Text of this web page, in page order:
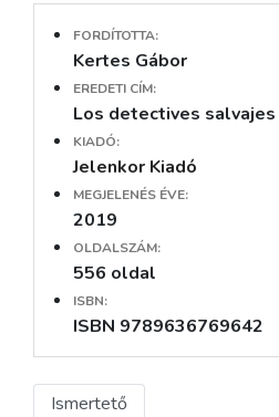
FORDÍTOTTA:
Kertes Gábor
EREDETI CÍM:
Los detectives salvajes
KIADÓ:
Jelenkor Kiadó
MEGJELENÉS ÉVE:
2019
OLDALSZÁM:
556 oldal
ISBN:
ISBN 9789636769642
Ismertető